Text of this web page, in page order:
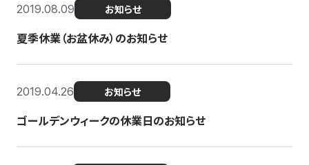
2019.08.09 お知らせ
夏季休業（お盆休み）のお知らせ
2019.04.26 お知らせ
ゴールデンウィークの休業日のお知らせ